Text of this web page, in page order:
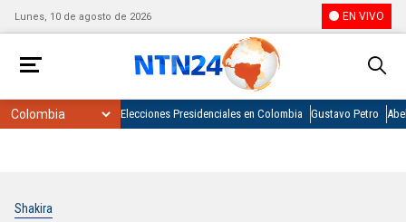
Lunes, 10 de agosto de 2026 EN VIVO
Elecciones Presidenciales en Colombia Gustavo Petro
Shakira